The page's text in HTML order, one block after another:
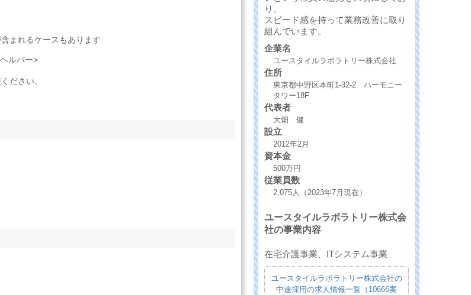
まれるケースもあります
ルパー>
ださい。
り、
スピード感を持って業務改善に取り
組んでいます。
企業名
ユースタイルラボラトリー株式会社
住所
東京都中野区本町1-32-2 ハーモニー
タワー18F
代表者
大畑 健
設立
2012年2月
資本金
500万円
従業員数
2,075人（2023年7月現在）
ユースタイルラボラトリー株式会
社の事業内容
在宅介護事業、ITシステム事業
ユースタイルラボラトリー株式会社の
中途採用の求人情報一覧（10666案